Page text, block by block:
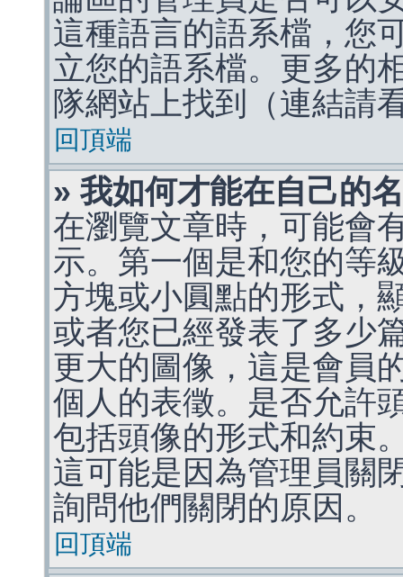
這種語言的語系檔，您
立您的語系檔。更多的
隊網站上找到（連結請
回頂端
» 我如何才能在自己的
在瀏覽文章時，可能會
示。第一個是和您的等
方塊或小圓點的形式，
或者您已經發表了多少
更大的圖像，這是會員
個人的表徵。是否允許
包括頭像的形式和約束
這可能是因為管理員關
詢問他們關閉的原因。
回頂端